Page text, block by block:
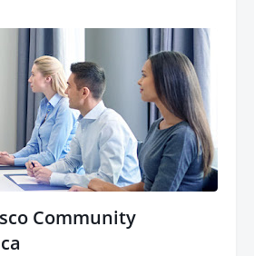
Community